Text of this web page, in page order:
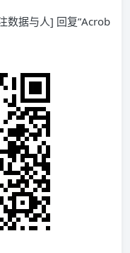
数据与人] 回复”Acrob